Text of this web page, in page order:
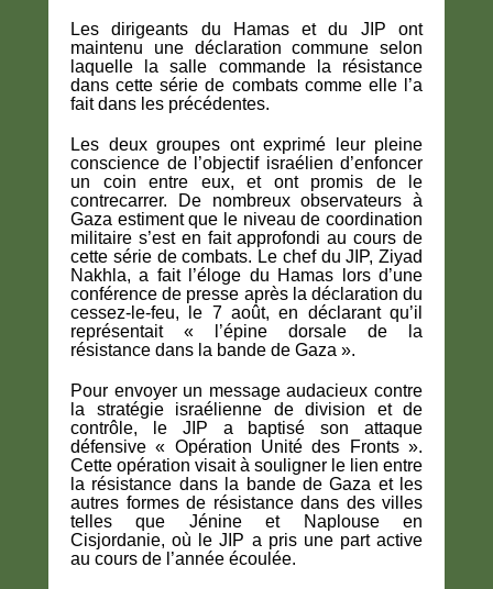
Les dirigeants du Hamas et du JIP ont
maintenu une déclaration commune selon
laquelle la salle commande la résistance
dans cette série de combats comme elle l’a
fait dans les précédentes.
Les deux groupes ont exprimé leur pleine
conscience de l’objectif israélien d’enfoncer
un coin entre eux, et ont promis de le
contrecarrer. De nombreux observateurs à
Gaza estiment que le niveau de coordination
militaire s’est en fait approfondi au cours de
cette série de combats. Le chef du JIP, Ziyad
Nakhla, a fait l’éloge du Hamas lors d’une
conférence de presse après la déclaration du
cessez-le-feu, le 7 août, en déclarant qu’il
représentait « l’épine dorsale de la
résistance dans la bande de Gaza ».
Pour envoyer un message audacieux contre
la stratégie israélienne de division et de
contrôle, le JIP a baptisé son attaque
défensive « Opération Unité des Fronts ».
Cette opération visait à souligner le lien entre
la résistance dans la bande de Gaza et les
autres formes de résistance dans des villes
telles que Jénine et Naplouse en
Cisjordanie, où le JIP a pris une part active
au cours de l’année écoulée.